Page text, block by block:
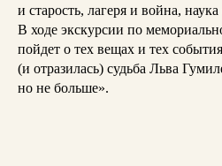
и старость, лагеря и война,
В ходе экскурсии по
пойдет о тех вещах и тех
(и отразилась) судьба Льва
но не больше».